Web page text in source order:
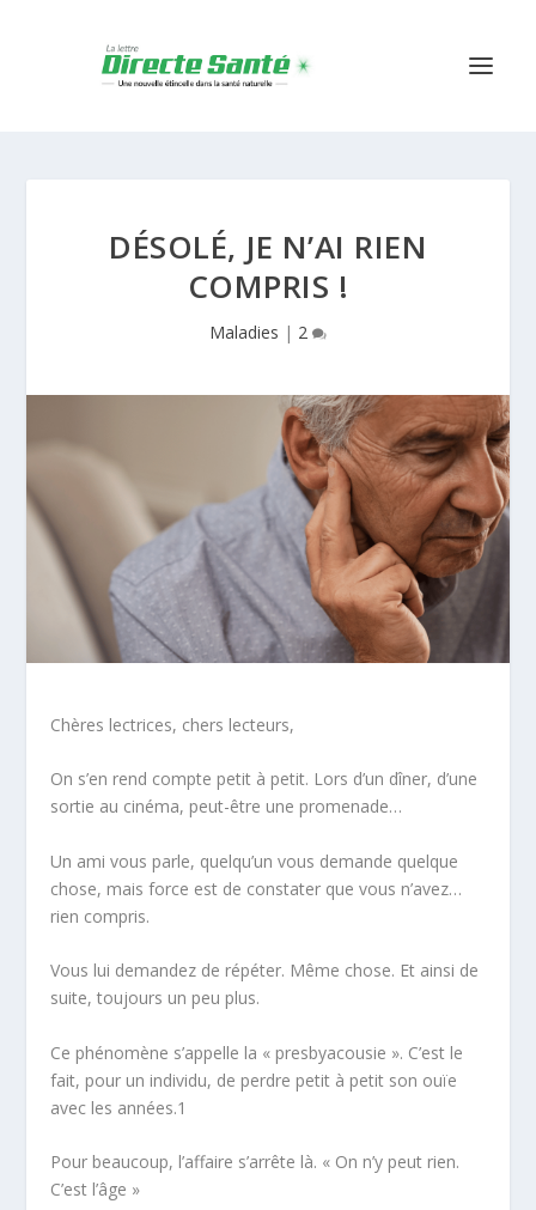
DÉSOLÉ, JE N’AI RIEN
COMPRIS !
Maladies | 2
Chères lectrices, chers lecteurs,
On s’en rend compte petit à petit. Lors d’un dîner, d’une
sortie au cinéma, peut-être une promenade…
Un ami vous parle, quelqu’un vous demande quelque
chose, mais force est de constater que vous n’avez…
rien compris.
Vous lui demandez de répéter. Même chose. Et ainsi de
suite, toujours un peu plus.
Ce phénomène s’appelle la « presbyacousie ». C’est le
fait, pour un individu, de perdre petit à petit son ouïe
avec les années.1
Pour beaucoup, l’affaire s’arrête là. « On n’y peut rien.
C’est l’âge »